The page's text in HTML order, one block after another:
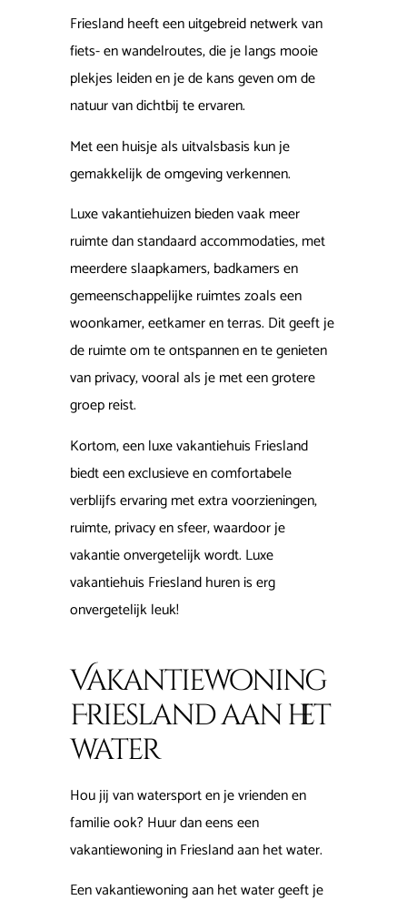
Friesland heeft een uitgebreid netwerk van
fiets- en wandelroutes, die je langs mooie
plekjes leiden en je de kans geven om de
natuur van dichtbij te ervaren.
Met een huisje als uitvalsbasis kun je
gemakkelijk de omgeving verkennen.
Luxe vakantiehuizen bieden vaak meer
ruimte dan standaard accommodaties, met
meerdere slaapkamers, badkamers en
gemeenschappelijke ruimtes zoals een
woonkamer, eetkamer en terras. Dit geeft je
de ruimte om te ontspannen en te genieten
van privacy, vooral als je met een grotere
groep reist.
Kortom, een luxe vakantiehuis Friesland
biedt een exclusieve en comfortabele
verblijfs ervaring met extra voorzieningen,
ruimte, privacy en sfeer, waardoor je
vakantie onvergetelijk wordt. Luxe
vakantiehuis Friesland huren is erg
onvergetelijk leuk!
Vakantiewoning
Friesland aan het
water
Hou jij van watersport en je vrienden en
familie ook? Huur dan eens een
vakantiewoning in Friesland aan het water.
Een vakantiewoning aan het water geeft je